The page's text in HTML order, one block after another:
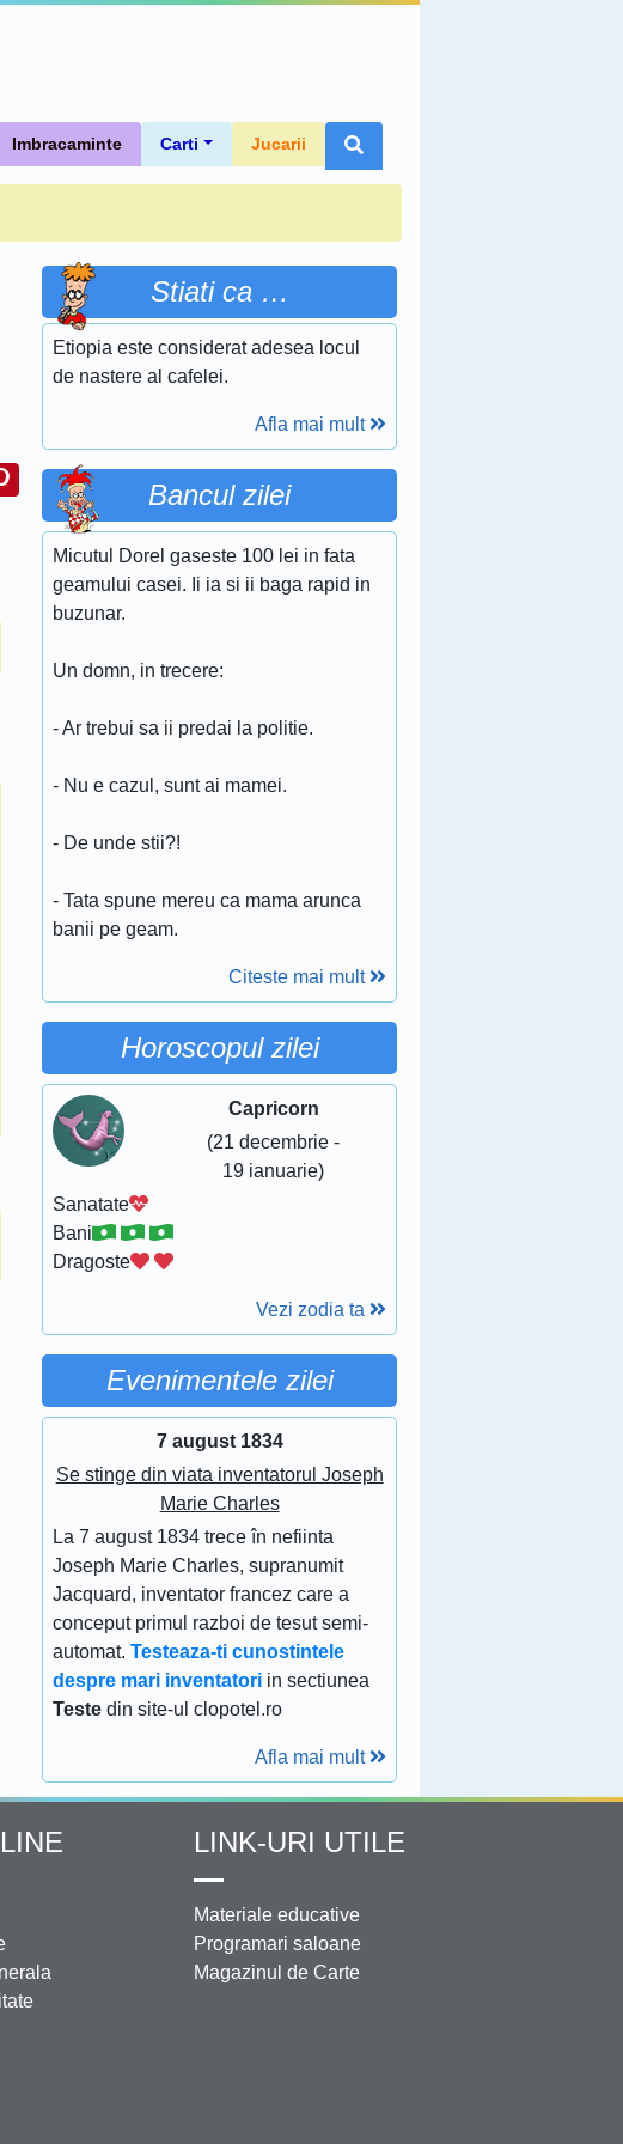
Imbracaminte Carti Jucarii
Stiati ca …
Etiopia este considerat adesea locul
de nastere al cafelei.
Afla mai mult
Bancul zilei
Micutul Dorel gaseste 100 lei in fata
geamului casei. Ii ia si ii baga rapid in
buzunar.
Un domn, in trecere:
- Ar trebui sa ii predai la politie.
- Nu e cazul, sunt ai mamei.
- De unde stii?!
- Tata spune mereu ca mama arunca
banii pe geam.
Citeste mai mult
Horoscopul zilei
Capricorn
(21 decembrie -
19 ianuarie)
Sanatate
Bani
Dragoste
Vezi zodia ta
Evenimentele zilei
7 august 1834
Se stinge din viata inventatorul Joseph
Marie Charles
La 7 august 1834 trece în nefiinta
Joseph Marie Charles, supranumit
Jacquard, inventator francez care a
conceput primul razboi de tesut semi-
automat.Testeaza-ti cunostintele
despre mari inventatori in sectiunea
Teste din site-ul clopotel.ro
Afla mai mult
LINK-URI UTILE
Materiale educative
Programari saloane
Magazinul de Carte